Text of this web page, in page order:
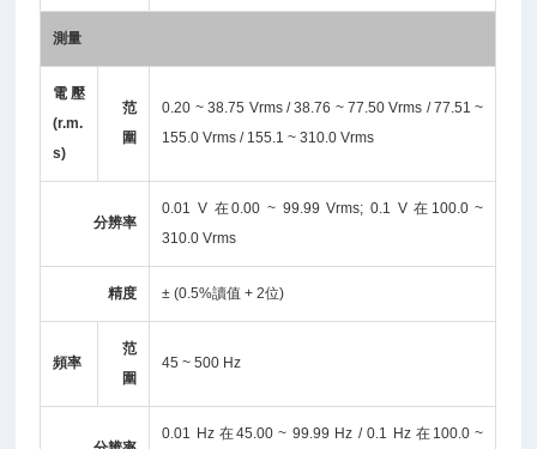
測量
電壓
(r.m.
s)
范
圍
0.20 ~ 38.75 Vrms / 38.76 ~ 77.50 Vrms / 77.51 ~
155.0 Vrms / 155.1 ~ 310.0 Vrms
分辨率
0.01 V 在0.00 ~ 99.99 Vrms; 0.1 V 在100.0 ~
310.0 Vrms
精度 ± (0.5%讀值 + 2位)
頻率
范
圍
45 ~ 500 Hz
0.01 Hz 在45.00 ~ 99.99 Hz / 0.1 Hz 在100.0 ~